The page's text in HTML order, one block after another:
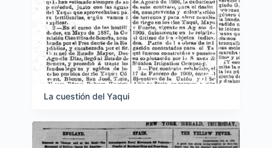
La cuestión del Yaqui